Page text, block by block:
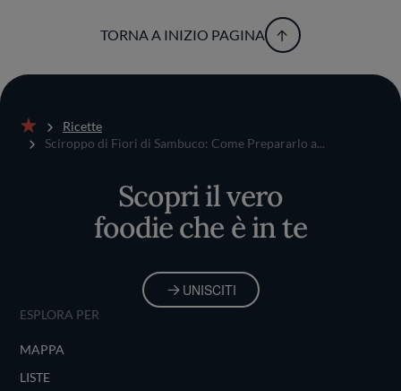
TORNA A INIZIO PAGINA
Home
Ricette
Sciroppo di Fiori di Sambuco: Come Prepararlo a...
Scopri il vero
foodie che è in te
UNISCITI
ESPLORA PER
MAPPA
LISTE